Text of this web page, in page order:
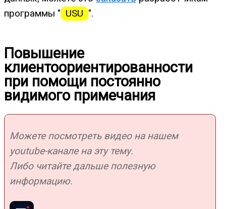
программы " USU ".
Повышение
клиентоориентированности
при помощи постоянно
видимого примечания
Можете посмотреть видео на нашем
youtube-канале на эту тему.
Либо читайте дальше полезную
информацию.